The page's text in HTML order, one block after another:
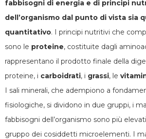
fabbisogni di energia e di principi
dell’organismo dal punto di vista sia
quantitativo. I principi nutritivi che
sono le proteine, costituite dagli
rappresentano il prodotto finale della
proteine, i carboidrati, i grassi, le
I sali minerali, che adempiono a
fisiologiche, si dividono in due gruppi, i
fabbisogni dell’organismo sono più
gruppo dei cosiddetti microelementi. I